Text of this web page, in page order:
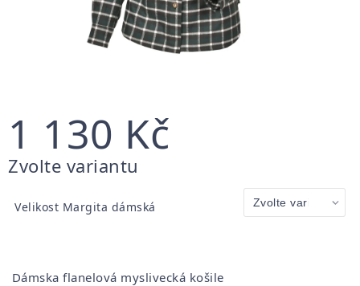
1 130 Kč
Měrná
Zvolte variantu
Velikost Margita dámská
Dámska flanelová myslivecká košile